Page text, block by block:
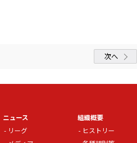
次へ
ニュース
リーグ
組織概要
ヒストリー